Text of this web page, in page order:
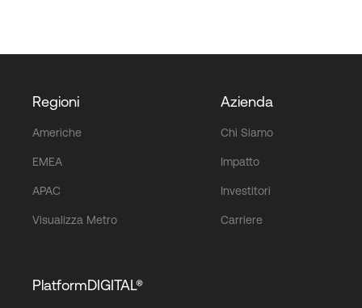
Regioni
Americhe
EMEA
APAC
Visualizza Metro
Azienda
Chi Siamo
Impatto
Investitori
Carriere
PlatformDIGITAL®